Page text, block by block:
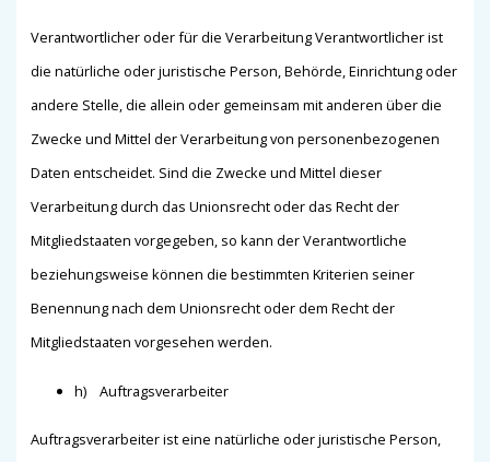
Verantwortlicher oder für die Verarbeitung Verantwortlicher ist
die natürliche oder juristische Person, Behörde, Einrichtung oder
andere Stelle, die allein oder gemeinsam mit anderen über die
Zwecke und Mittel der Verarbeitung von personenbezogenen
Daten entscheidet. Sind die Zwecke und Mittel dieser
Verarbeitung durch das Unionsrecht oder das Recht der
Mitgliedstaaten vorgegeben, so kann der Verantwortliche
beziehungsweise können die bestimmten Kriterien seiner
Benennung nach dem Unionsrecht oder dem Recht der
Mitgliedstaaten vorgesehen werden.
h) Auftragsverarbeiter
Auftragsverarbeiter ist eine natürliche oder juristische Person,